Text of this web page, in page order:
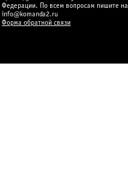
Федерации. По всем вопросам пишите на
info@komanda2.ru
Форма обратной связи